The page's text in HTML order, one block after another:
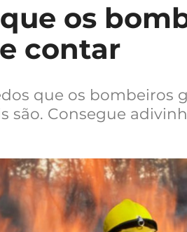
os
contar
que os bombeiros
são. Consegue